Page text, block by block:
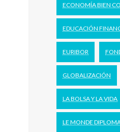
ECONOMÍA BIEN
EDUCACIÓN
EURIBOR
GLOBALIZACIÓN
LA BOLSA Y LA VIDA
LE MONDE